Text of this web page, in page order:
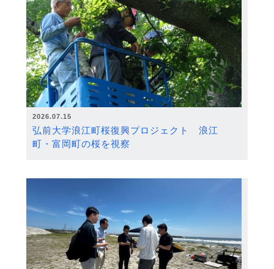
2026.07.15
弘前大学浪江町桜復興プロジェクト 浪江
町・富岡町の桜を視察